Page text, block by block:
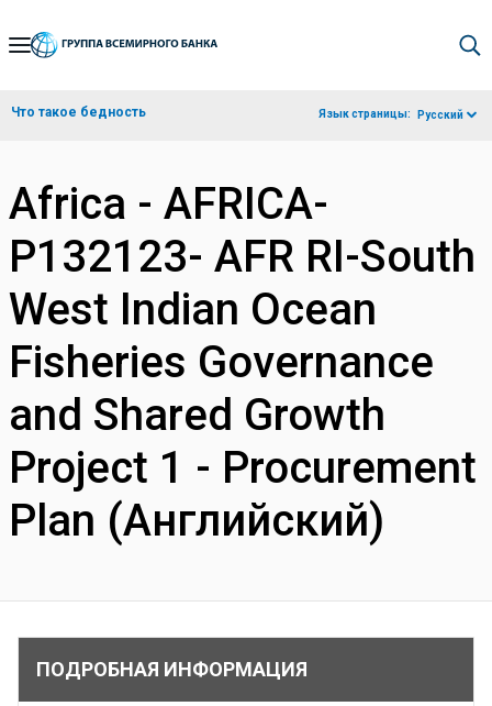
Skip
Navigation
Что такое бедность Язык страницы: Русский
Africa - AFRICA-
P132123- AFR RI-South
West Indian Ocean
Fisheries Governance
and Shared Growth
Project 1 - Procurement
Plan (Английский)
ПОДРОБНАЯ ИНФОРМАЦИЯ